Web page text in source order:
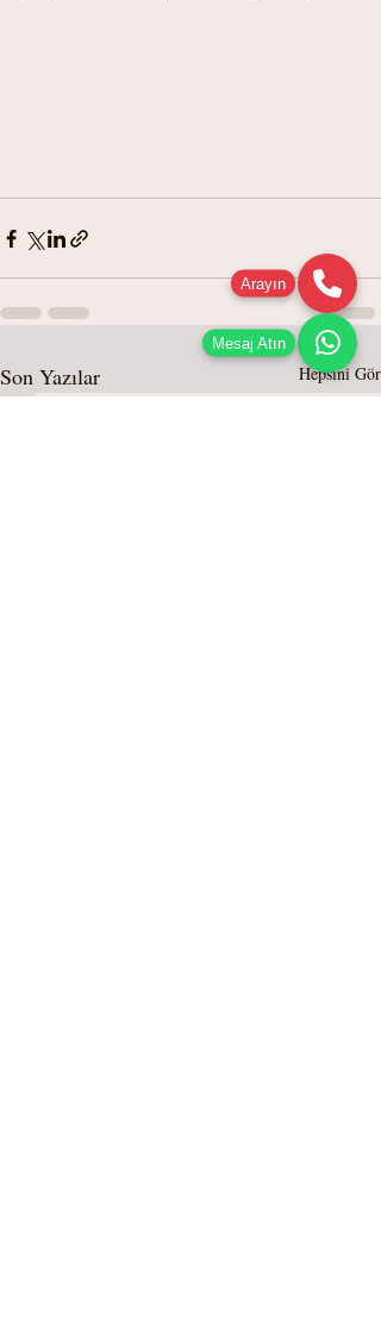
Arayın
Mesaj Atın
Son Yazılar Hepsini Gör